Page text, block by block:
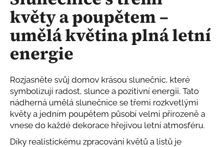
0,0
z
hvězdiček.
květy a poupětem –
umělá květina plná letní
energie
Rozjasněte svůj domov krásou slunečnic, které
symbolizují radost, slunce a pozitivní energii. Tato
nádherná umělá slunečnice se třemi rozkvetlými
květy a jedním poupětem působí velmi přirozeně a
vnese do každé dekorace hřejivou letní atmosféru.
Díky realistickému zpracování květů a listů je
a
j
í
t
?
HLEDAT